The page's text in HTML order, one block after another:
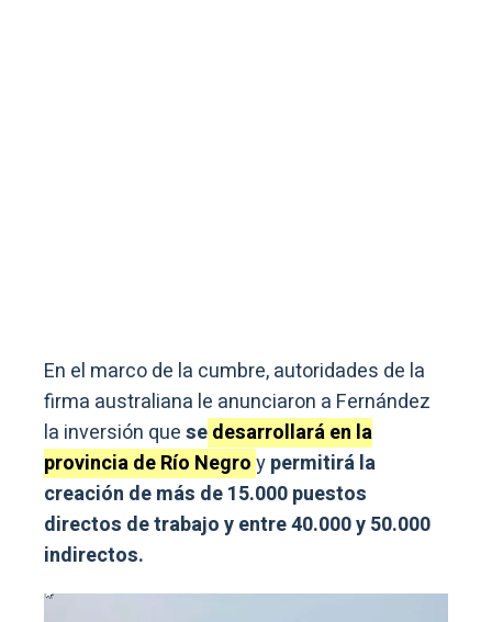
En el marco de la cumbre, autoridades de la
firma australiana le anunciaron a Fernández
la inversión quesedesarrollará en la
provincia de Río Negroypermitirá la
creación de más de 15.000 puestos
directos de trabajo y entre 40.000 y 50.000
indirectos.